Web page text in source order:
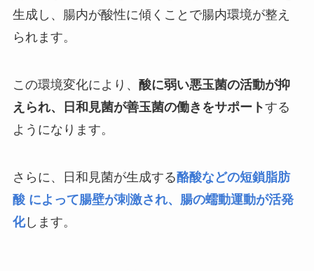
生成し、腸内が酸性に傾くことで腸内環境が整え
られます。
この環境変化により、 酸に弱い悪玉菌の活動が抑
えられ、日和見菌が善玉菌の働きをサポートする
ようになります。
さらに、日和見菌が生成する酪酸などの短鎖脂肪
酸 によって腸壁が刺激され、腸の蠕動運動が活発
化します。